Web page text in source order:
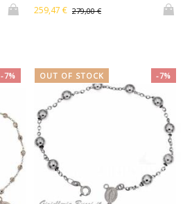
259,47 € 279,00 €
-7% OUT OF STOCK -7%